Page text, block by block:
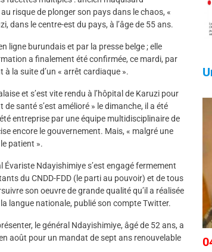
risque de plonger son pays dans le chaos, «
dans le centre-est du pays, à l’âge de 55 ans.
ligne burundais et par la presse belge ; elle
a finalement été confirmée, ce mardi, par
la suite d’un « arrêt cardiaque ».
et s’est vite rendu à l’hôpital de Karuzi pour
santé s’est amélioré » le dimanche, il a été
entreprise par une équipe multidisciplinaire de
encore le gouvernement. Mais, « malgré une
patient ».
Évariste Ndayishimiye s’est engagé fermement
du CNDD-FDD (le parti au pouvoir) et de tous
son oeuvre de grande qualité qu’il a réalisée
langue nationale, publié son compte Twitter.
le général Ndayishimiye, âgé de 52 ans, a
août pour un mandat de sept ans renouvelable